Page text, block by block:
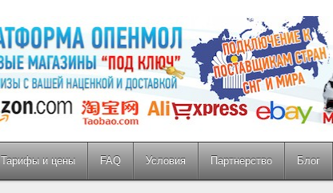
Тарифы и цены FAQ Условия Партнерство Блог